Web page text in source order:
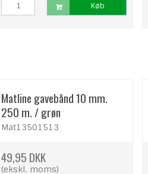
Køb
Matline gavebånd 10 mm.
250 m. / grøn
Mat13501513
49,95 DKK
(ekskl. moms)